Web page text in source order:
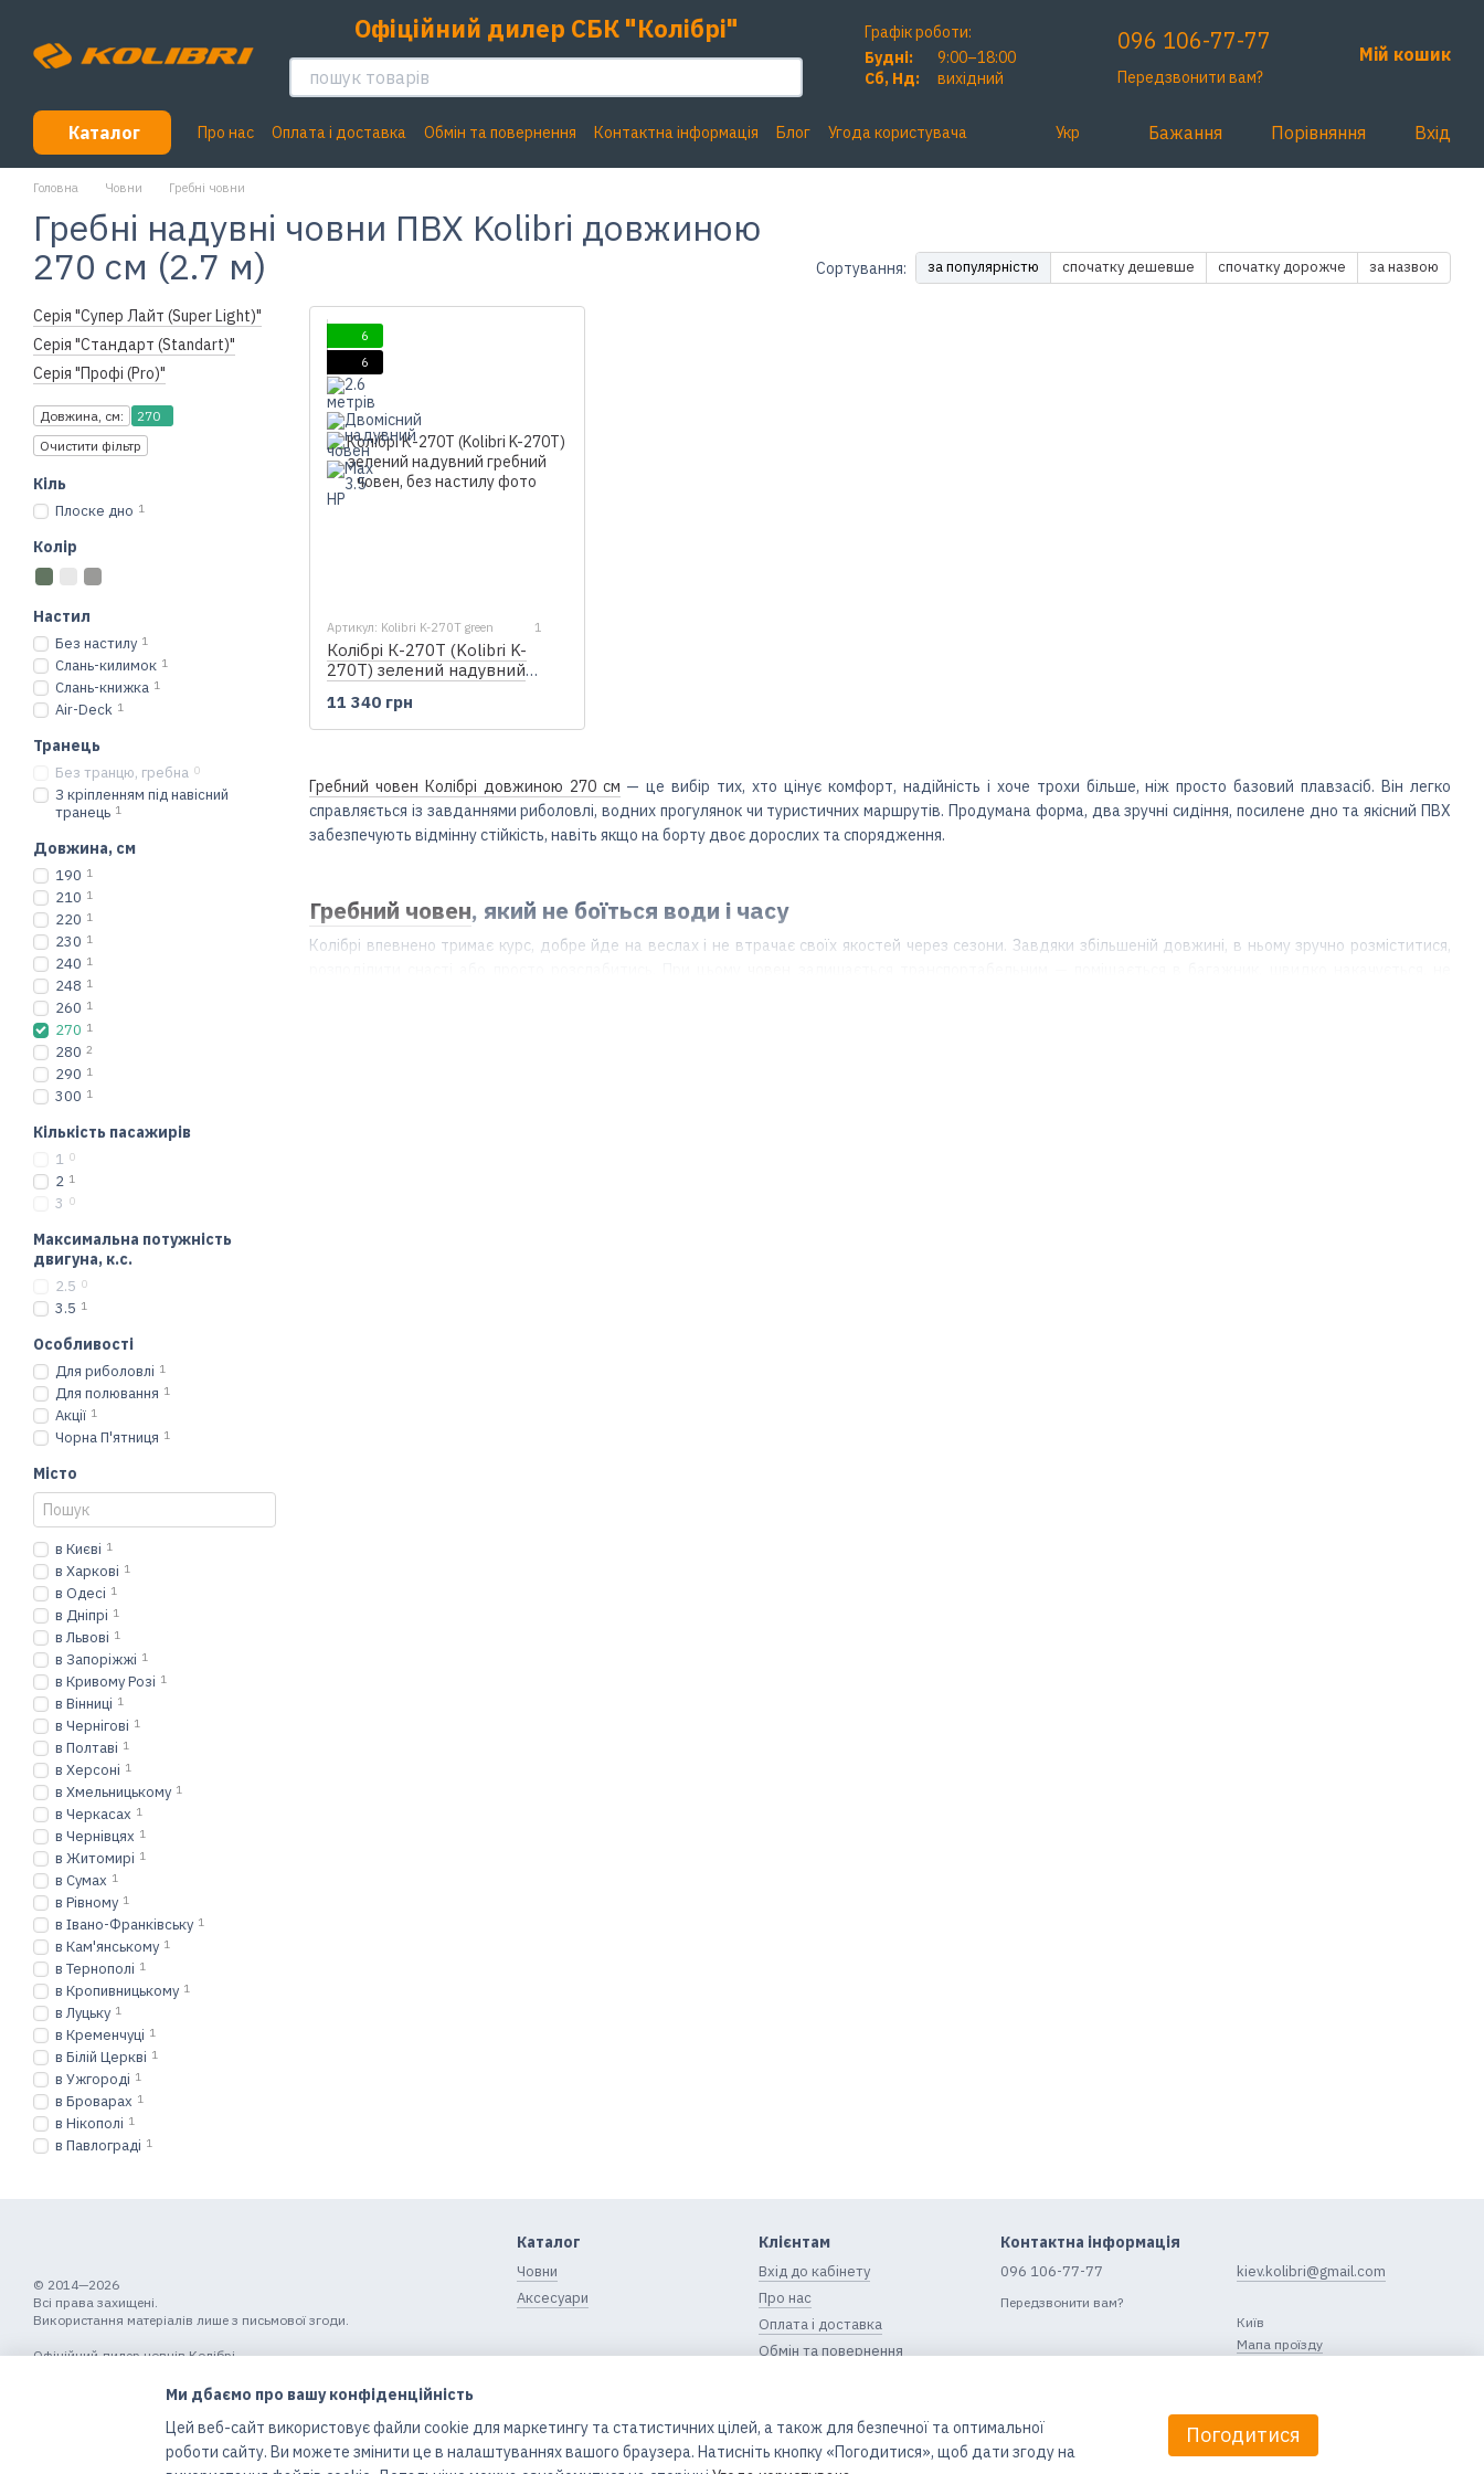
Офіційний дилер СБК "Колібрі"
Графік роботи:
Будні:
9:00–18:00
Сб, Нд:
вихідний
096 106-77-77
Передзвонити вам?
Мій кошик
Каталог Про нас Оплата і доставка Обмін та повернення Контактна інформація Блог Угода користувача Укр Бажання Порівняння Вхід
Головна Човни Гребні човни
Гребні надувні човни ПВХ Kolibri довжиною
270 см (2.7 м)
Сортування: за популярністю спочатку дешевше спочатку дорожче за назвою
Гребний човен Колібрі довжиною 270 см — це вибір тих, хто цінує комфорт, надійність і хоче трохи більше, ніж просто базовий плавзасіб. Він легко
справляється із завданнями риболовлі, водних прогулянок чи туристичних маршрутів. Продумана форма, два зручні сидіння, посилене дно та якісний ПВХ
забезпечують відмінну стійкість, навіть якщо на борту двоє дорослих та спорядження.
Гребний човен, який не боїться води і часу
Колібрі впевнено тримає курс, добре йде на веслах і не втрачає своїх якостей через сезони. Завдяки збільшеній довжині, в ньому зручно розміститися,
6
6
Артикул: Kolibri K-270T green 1
Колібрі К-270Т (Kolibri K-
270T) зелений надувний
11 340 грн
Серія "Супер Лайт (Super Light)"
Серія "Стандарт (Standart)"
Серія "Профі (Pro)"
Довжина, см:
270
Очистити фільтр
Кіль
Плоске дно 1
Колір
Настил
Без настилу 1
Слань-килимок 1
Слань-книжка 1
Air-Deck 1
Транець
Без транцю, гребна 0
З кріпленням під навісний
транець 1
Довжина, см
190 1
210 1
220 1
230 1
240 1
248 1
260 1
270 1
280 2
290 1
300 1
Кількість пасажирів
1 0
2 1
3 0
Максимальна потужність
двигуна, к.с.
2.5 0
3.5 1
Особливості
Для риболовлі 1
Для полювання 1
Акції 1
Чорна П'ятниця 1
Місто
в Києві 1
в Харкові 1
в Одесі 1
в Дніпрі 1
в Львові 1
в Запоріжжі 1
в Кривому Розі 1
в Вінниці 1
в Чернігові 1
в Полтаві 1
в Херсоні 1
в Хмельницькому 1
в Черкасах 1
в Чернівцях 1
в Житомирі 1
в Сумах 1
в Рівному 1
в Івано-Франківську 1
в Кам'янському 1
в Тернополі 1
в Кропивницькому 1
в Луцьку 1
в Кременчуці 1
в Білій Церкві 1
в Ужгороді 1
в Броварах 1
в Нікополі 1
в Павлограді 1
© 2014—2026
Всі права захищені.
Використання матеріалів лише з письмової згоди.
Офіційний дилер човнів Колібрі
Інтернет-магазин створений з Хорошоп
Каталог
Човни
Аксесуари
Клієнтам
Вхід до кабінету
Про нас
Оплата і доставка
Обмін та повернення
Угода користувача
Контактна інформація
096 106-77-77
Передзвонити вам?
kiev.kolibri@gmail.com
Київ
Мапа проїзду
Ми дбаємо про вашу конфіденційність
Цей веб-сайт використовує файли cookie для маркетингу та статистичних цілей, а також для безпечної та оптимальної
роботи сайту. Ви можете змінити це в налаштуваннях вашого браузера. Натисніть кнопку «Погодитися», щоб дати згоду на
Погодитися